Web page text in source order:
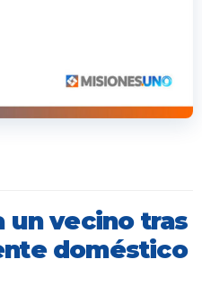
un vecino tras
doméstico